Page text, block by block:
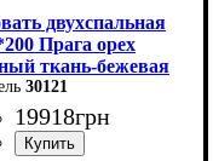
двухспальная
Прага орех
ткань-бежевая
Элит
30121
19918грн